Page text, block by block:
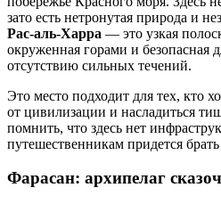
зато есть нетронутая природа и
Рас-аль-Харра — это узкая
окруженная горами и безопасная
отсутствию сильных течений.
Это место подходит для тех, кто
от цивилизации и насладиться
помнить, что здесь нет
путешественникам придется
Фарасан: архипелаг